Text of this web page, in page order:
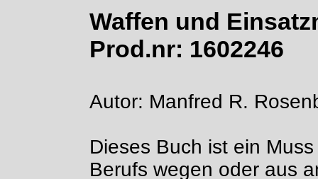
Waffen und
Prod.nr:
Autor: Manfred R.
Dieses Buch ist ein
Berufs wegen oder aus